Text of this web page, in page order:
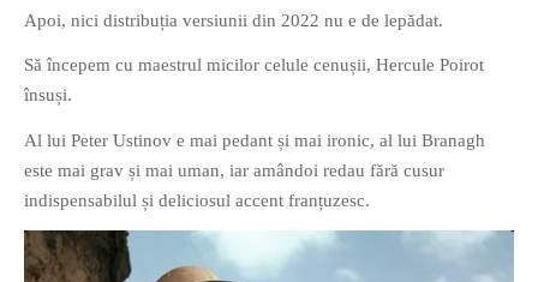
Apoi, nici distribuția versiunii din 2022 nu e de lepădat.
Să începem cu maestrul micilor celule cenușii, Hercule Poirot
însuși.
Al lui Peter Ustinov e mai pedant și mai ironic, al lui Branagh
este mai grav și mai uman, iar amândoi redau fără cusur
indispensabilul și deliciosul accent franțuzesc.